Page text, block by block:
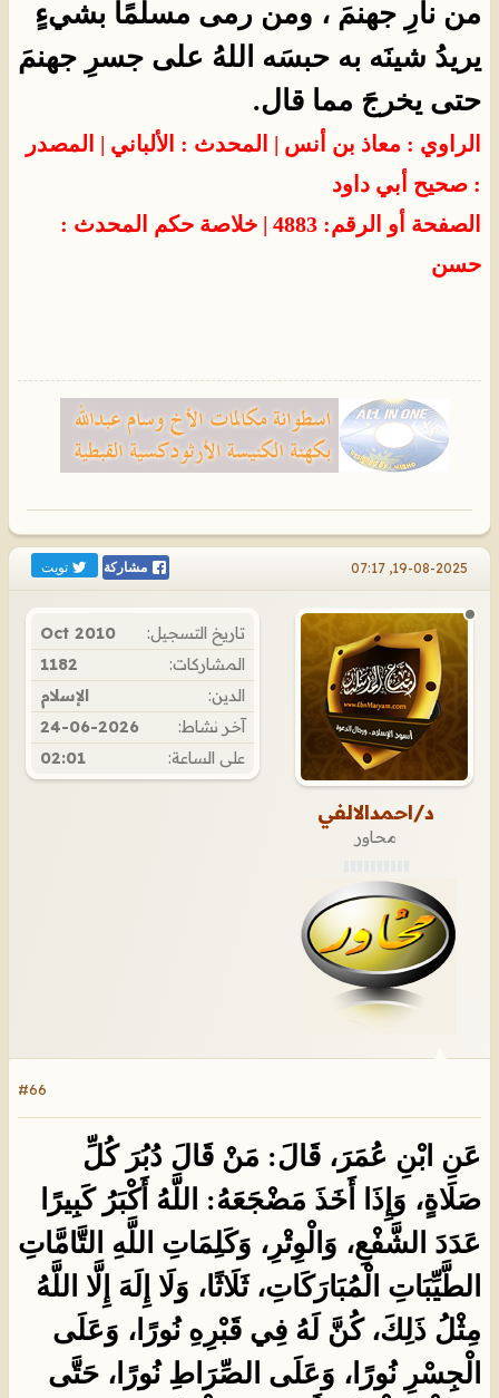
من نارِ جهنمَ ، ومن رمى مسلمًا بشيءٍ
يريدُ شينَه به حبسَه اللهُ على جسرِ جهنمَ
حتى يخرجَ مما قال.
الراوي : معاذ بن أنس | المحدث : الألباني | المصدر
: صحيح أبي داود
الصفحة أو الرقم: 4883 | خلاصة حكم المحدث :
حسن
19-08-2025, 07:17 مشاركة تويت
د/احمدالالفي
محاور
تاريخ التسجيل:
Oct 2010
المشاركات:
1182
الدين:
الإسلام
آخر نشاط:
24-06-2026
على الساعة:
02:01
#66
عَنِ ابْنِ عُمَرَ، قَالَ: مَنْ قَالَ دُبُرَ كُلِّ
صَلَاةٍ، وَإِذَا أَخَذَ مَضْجَعَهُ: اللَّهُ أَكْبَرُ كَبِيرًا
عَدَدَ الشَّفْعِ، وَالْوِتْرِ، وَكَلِمَاتِ اللَّهِ التَّامَّاتِ
الطَّيِّبَاتِ الْمُبَارَكَاتِ، ثَلَاثًا، وَلَا إِلَهَ إِلَّا اللَّهُ
مِثْلُ ذَلِكَ، كُنَّ لَهُ فِي قَبْرِهِ نُورًا، وَعَلَى
الْجِسْرِ نُورًا، وَعَلَى الصِّرَاطِ نُورًا، حَتَّى